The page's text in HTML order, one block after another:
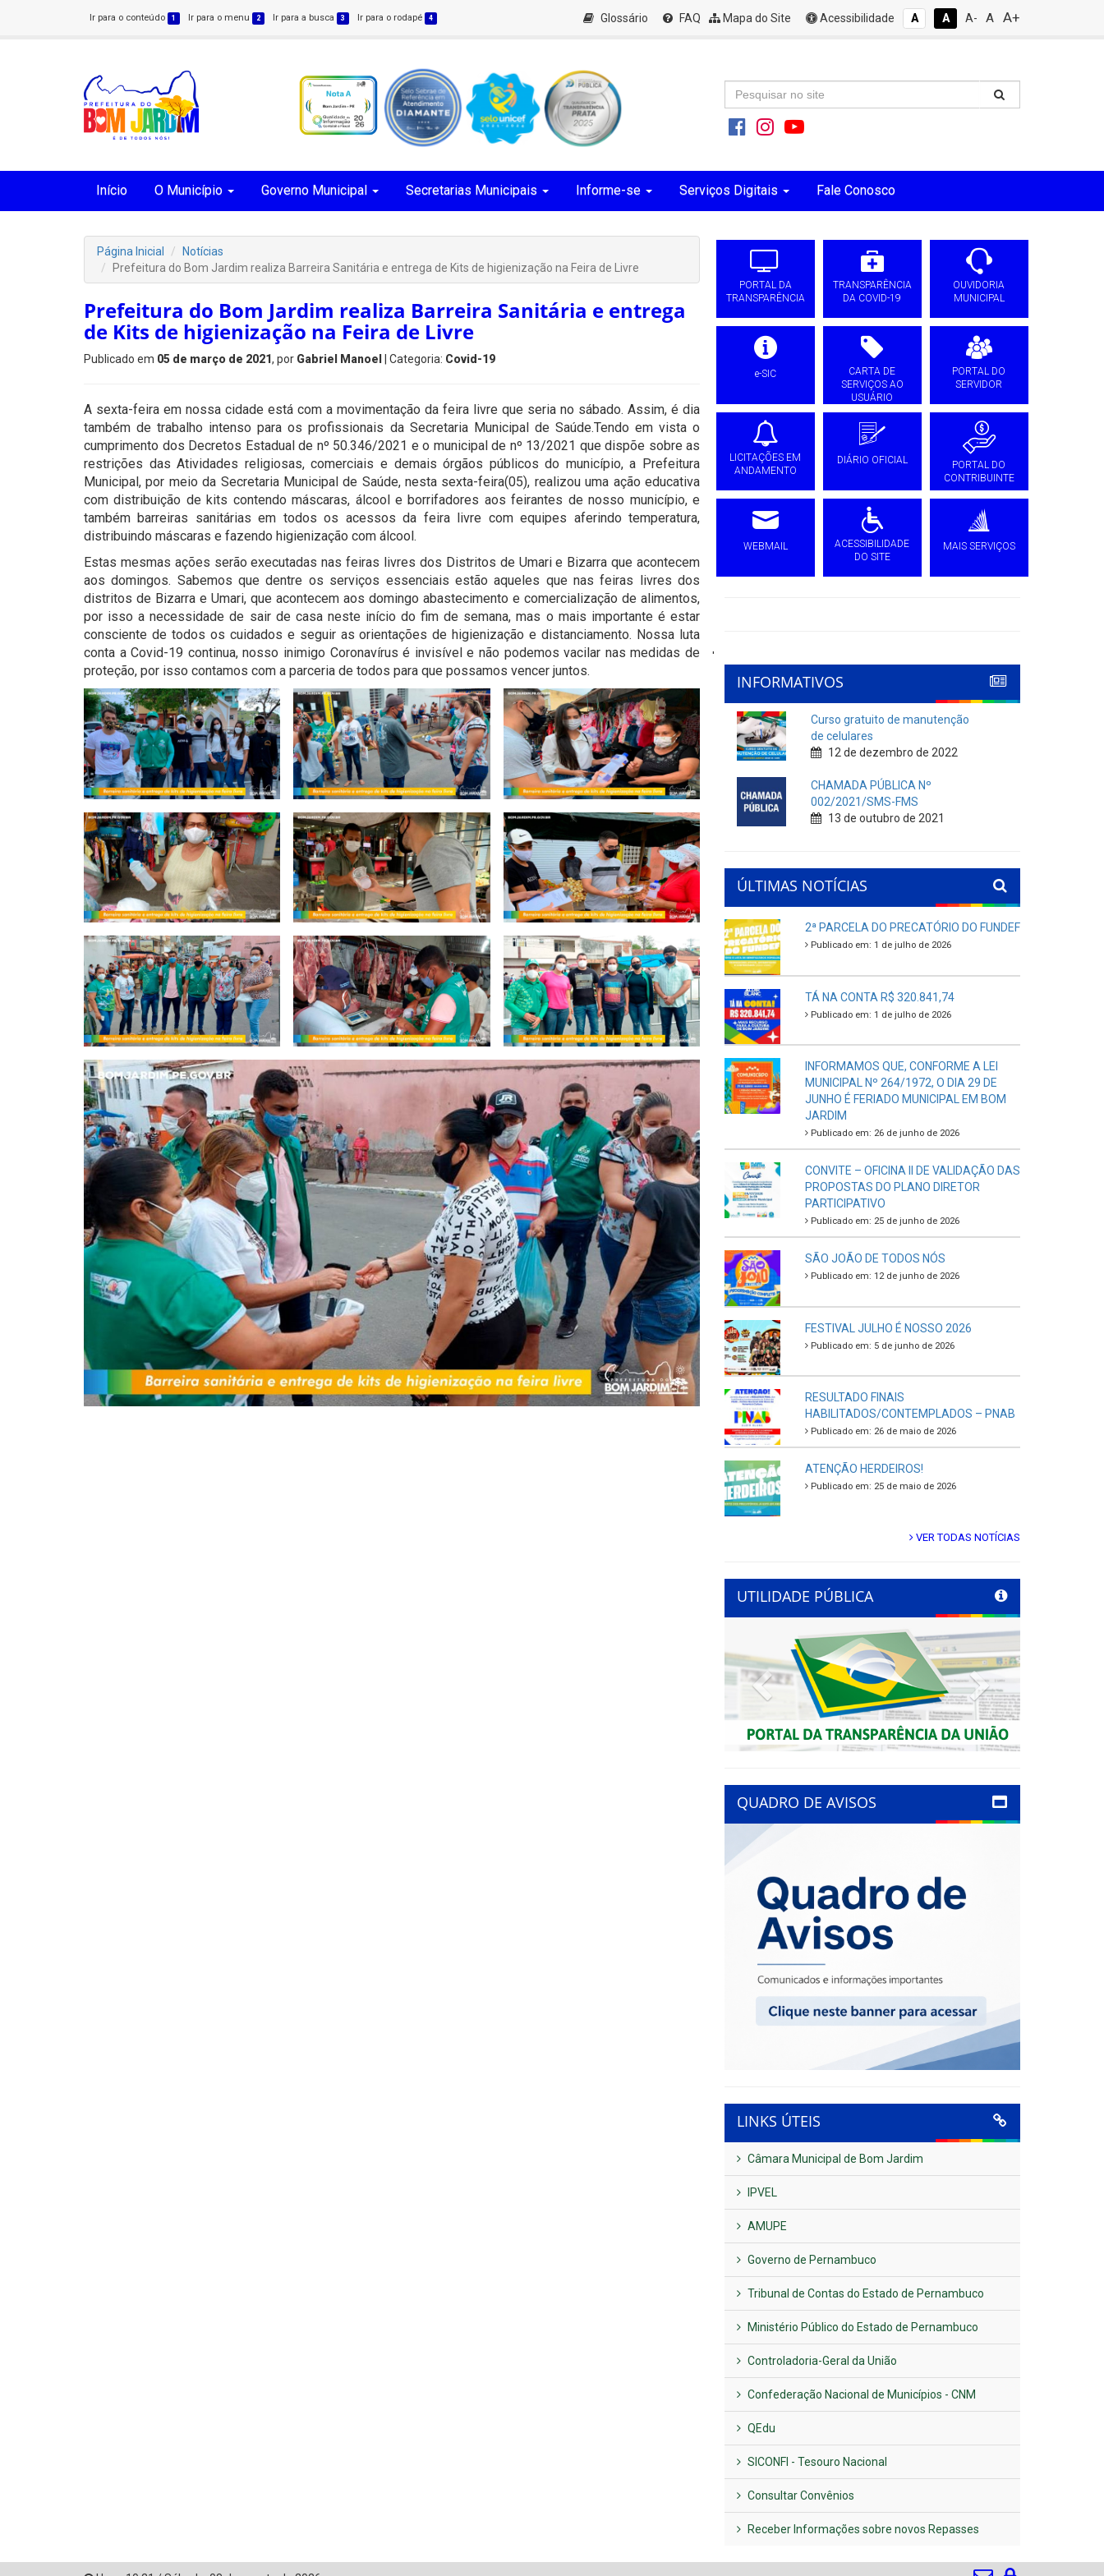
Ir para o conteúdo 1 Ir para o menu 2 Ir para a busca 3 Ir para o rodapé 4 Glossário FAQ Mapa do Site Acessibilidade A A A- A A+
Início O Município Governo Municipal Secretarias Municipais Informe-se Serviços Digitais Fale Conosco
Página Inicial
Notícias
Prefeitura do Bom Jardim realiza Barreira Sanitária e entrega de Kits de higienização na Feira de Livre
Prefeitura do Bom Jardim realiza Barreira Sanitária e entrega
de Kits de higienização na Feira de Livre
Publicado em 05 de março de 2021, por Gabriel Manoel | Categoria: Covid-19
A sexta-feira em nossa cidade está com a movimentação da feira livre que seria no sábado. Assim, é dia
também de trabalho intenso para os profissionais da Secretaria Municipal de Saúde.Tendo em vista o
cumprimento dos Decretos Estadual de nº 50.346/2021 e o municipal de nº 13/2021 que dispõe sobre as
restrições das Atividades religiosas, comerciais e demais órgãos públicos do município, a Prefeitura
Municipal, por meio da Secretaria Municipal de Saúde, nesta sexta-feira(05), realizou uma ação educativa
com distribuição de kits contendo máscaras, álcool e borrifadores aos feirantes de nosso município, e
também barreiras sanitárias em todos os acessos da feira livre com equipes aferindo temperatura,
distribuindo máscaras e fazendo higienização com álcool.
Estas mesmas ações serão executadas nas feiras livres dos Distritos de Umari e Bizarra que acontecem
aos domingos. Sabemos que dentre os serviços essenciais estão aqueles que nas feiras livres dos
distritos de Bizarra e Umari, que acontecem aos domingo abastecimento e comercialização de alimentos,
por isso a necessidade de sair de casa neste início do fim de semana, mas o mais importante é estar
consciente de todos os cuidados e seguir as orientações de higienização e distanciamento. Nossa luta
conta a Covid-19 continua, nosso inimigo Coronavírus é invisível e não podemos vacilar nas medidas de
proteção, por isso contamos com a parceria de todos para que possamos vencer juntos.
PORTAL DA
TRANSPARÊNCIA
TRANSPARÊNCIA
DA COVID-19
OUVIDORIA
MUNICIPAL
e-SIC
CARTA DE
SERVIÇOS AO
USUÁRIO
PORTAL DO
SERVIDOR
LICITAÇÕES EM
ANDAMENTO
DIÁRIO OFICIAL
PORTAL DO
CONTRIBUINTE
WEBMAIL
ACESSIBILIDADE
DO SITE
MAIS SERVIÇOS
'
INFORMATIVOS
Curso gratuito de manutenção
de celulares
12 de dezembro de 2022
CHAMADA PÚBLICA Nº
002/2021/SMS-FMS
13 de outubro de 2021
ÚLTIMAS NOTÍCIAS
2ª PARCELA DO PRECATÓRIO DO FUNDEF
Publicado em: 1 de julho de 2026
TÁ NA CONTA R$ 320.841,74
Publicado em: 1 de julho de 2026
INFORMAMOS QUE, CONFORME A LEI
MUNICIPAL Nº 264/1972, O DIA 29 DE
JUNHO É FERIADO MUNICIPAL EM BOM
JARDIM
Publicado em: 26 de junho de 2026
CONVITE – OFICINA II DE VALIDAÇÃO DAS
PROPOSTAS DO PLANO DIRETOR
PARTICIPATIVO
Publicado em: 25 de junho de 2026
SÃO JOÃO DE TODOS NÓS
Publicado em: 12 de junho de 2026
FESTIVAL JULHO É NOSSO 2026
Publicado em: 5 de junho de 2026
RESULTADO FINAIS
HABILITADOS/CONTEMPLADOS – PNAB
Publicado em: 26 de maio de 2026
ATENÇÃO HERDEIROS!
Publicado em: 25 de maio de 2026
VER TODAS NOTÍCIAS
UTILIDADE PÚBLICA
Previous Next
QUADRO DE AVISOS
LINKS ÚTEIS
Câmara Municipal de Bom Jardim
IPVEL
AMUPE
Governo de Pernambuco
Tribunal de Contas do Estado de Pernambuco
Ministério Público do Estado de Pernambuco
Controladoria-Geral da União
Confederação Nacional de Municípios - CNM
QEdu
SICONFI - Tesouro Nacional
Consultar Convênios
Receber Informações sobre novos Repasses